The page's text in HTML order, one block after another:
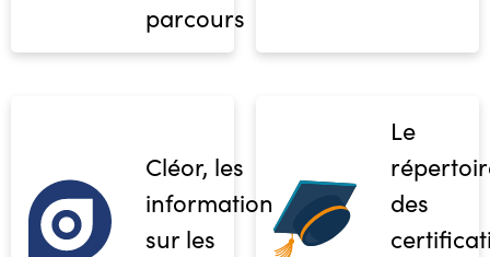
parcours
Cléor, les
informations
sur les
Le
des